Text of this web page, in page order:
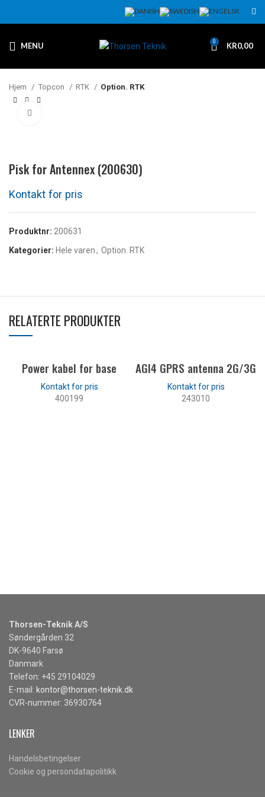
MENU 0 KR0,00
Hjem Topcon RTK Option. RTK
Pisk for Antennex (200630)
Produktnr: 200631
Kategorier: Hele varen, Option. RTK
RELATERTE PRODUKTER
Power kabel for base
400199
AGI4 GPRS antenna 2G/3G
243010
Thorsen-Teknik A/S
Søndergården 32
DK-9640 Farsø
Danmark
Telefon: +45 29104029
E-mail: kontor@thorsen-teknik.dk
CVR-nummer: 36930764
LENKER
Handelsbetingelser
Cookie og persondatapolitikk